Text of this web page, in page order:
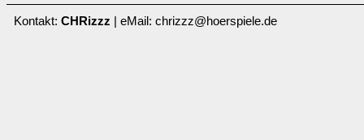
Kontakt: CHRizzz | eMail: chrizzz@hoerspiele.de